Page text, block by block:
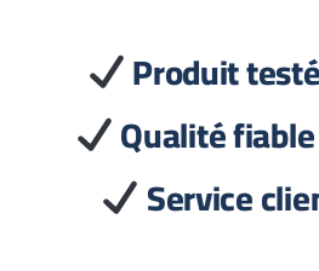
Produit
Qualité
Service